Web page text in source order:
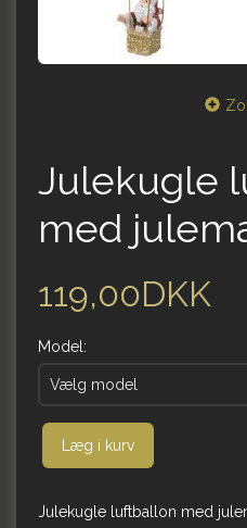
Julekugle
med
119,00DKK
Model:
Læg i kurv
Julekugle luftballon med